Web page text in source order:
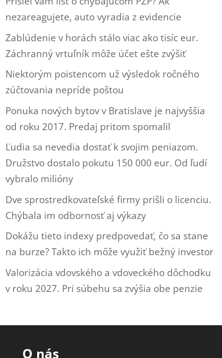
nezareagujete, auto vyradia z evidencie
Zablúdenie v horách stálo viac ako tisíc eur.
Záchranný vrtuľník môže účet ešte zvýšiť
Niektorým poistencom už výsledok ročného
zúčtovania nepríde poštou
Ponuka nových bytov v Bratislave je najvyššia
od roku 2017. Predaj pritom spomalil
Ľudia sa nevedia dostať k svojim peniazom.
Družstvo dostalo pokutu 150 000 eur. Od ľudí
vybralo milióny
Dve sprostredkovateľské firmy prišli o licenciu.
Chýbala im odbornosť aj výkazy
Dokážu tieto indexy predpovedať, čo sa stane
na burze? Takto ich môže využiť bežný investor
Valorizácia vdovského a vdoveckého dôchodku
v roku 2027. Pri súbehu sa zvýšia obe penzie
O nás